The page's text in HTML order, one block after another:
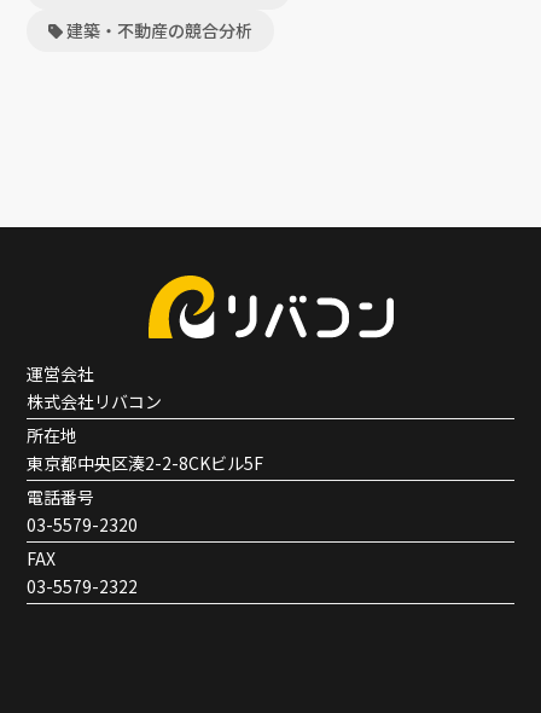
建築・不動産の競合分析
運営会社
株式会社リバコン
所在地
東京都中央区湊2-2-8CKビル5F
電話番号
03-5579-2320
FAX
03-5579-2322